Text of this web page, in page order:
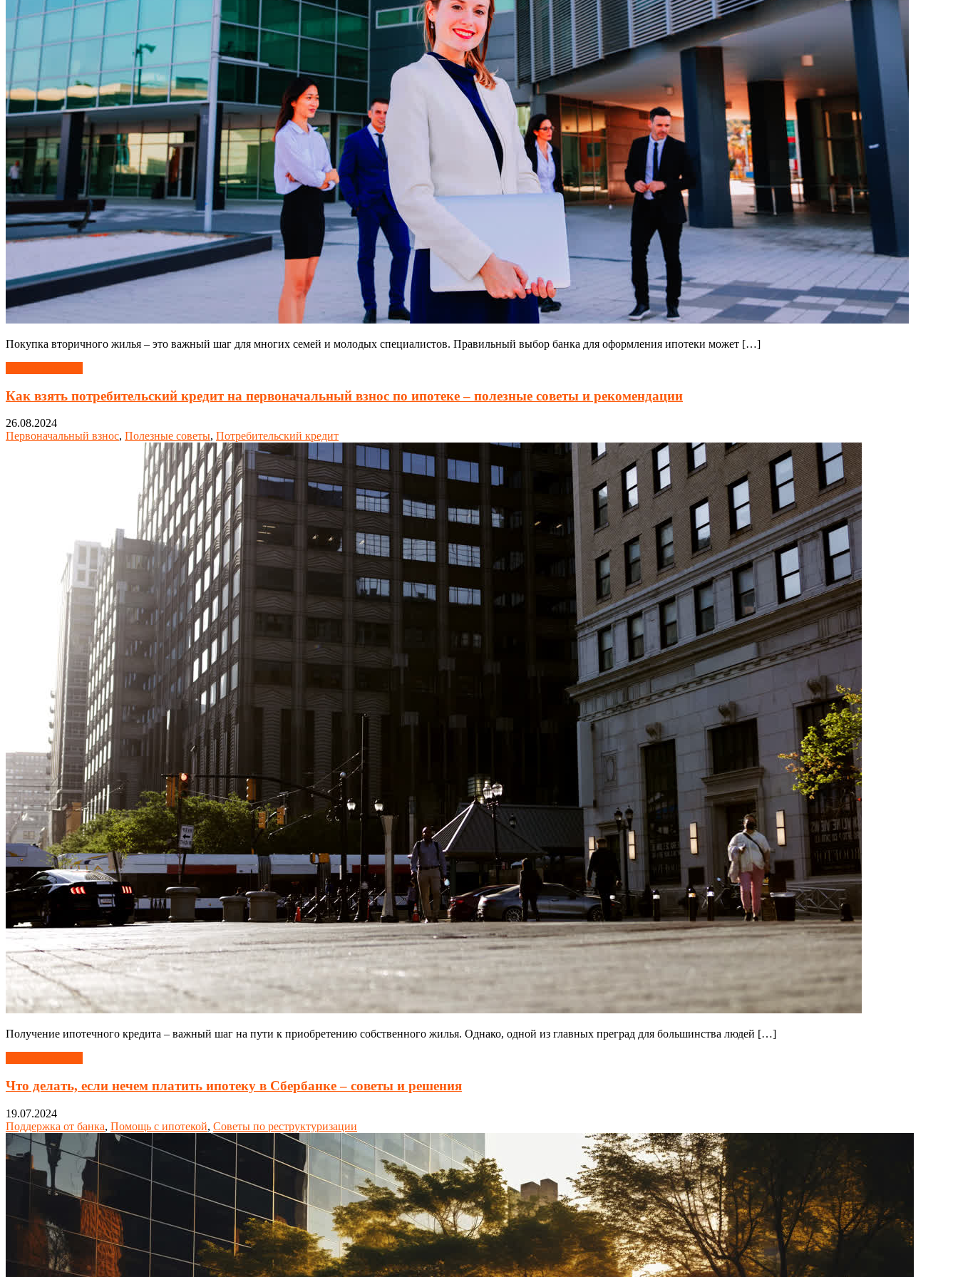
Покупка вторичного жилья – это важный шаг для многих семей и молодых специалистов. Правильный выбор банка для оформления ипотеки может […]
Как взять потребительский кредит на первоначальный взнос по ипотеке – полезные советы и рекомендации
26.08.2024
Первоначальный взнос, Полезные советы, Потребительский кредит
Получение ипотечного кредита – важный шаг на пути к приобретению собственного жилья. Однако, одной из главных преград для большинства людей […]
Что делать, если нечем платить ипотеку в Сбербанке – советы и решения
19.07.2024
Поддержка от банка, Помощь с ипотекой, Советы по реструктуризации